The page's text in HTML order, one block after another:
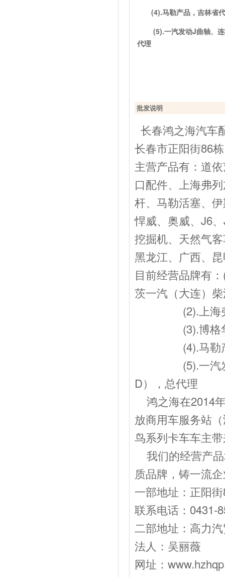
(4).马勒产品，吉林省
(5).一汽发动J曲轴、
代理
批发说明
长春鸿之海汽车
长春市正阳街86
主营产品有：道
口配件、上海弗
杆、马勒活塞、
悍威、奥威、J6
挖掘机、天然气
黑龙江、广西、
目前经营品牌有
茨一汽（大连）
(2).上海弗列
(3).博格华纳
(4).马勒产
(5).一汽发动J
D），总代理
鸿之海在2014
放商用车服务站
鸟系列卡车车主
我们的经营产
质品牌，铸一流
一部地址：正阳
联系电话：0431-
二部地址：高力
法人：吴丽
网址：